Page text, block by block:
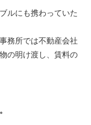
ルにも携わっていた
務所では不動産会社
の明け渡し、賃料の